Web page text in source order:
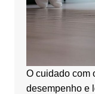
O cuidado com
desempenho e